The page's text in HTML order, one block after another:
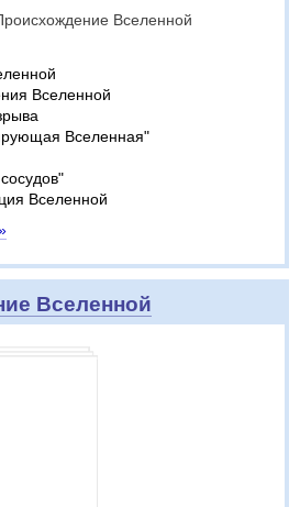
Вселенной
Вселенной
Вселенная"
Вселенной
Вселенной